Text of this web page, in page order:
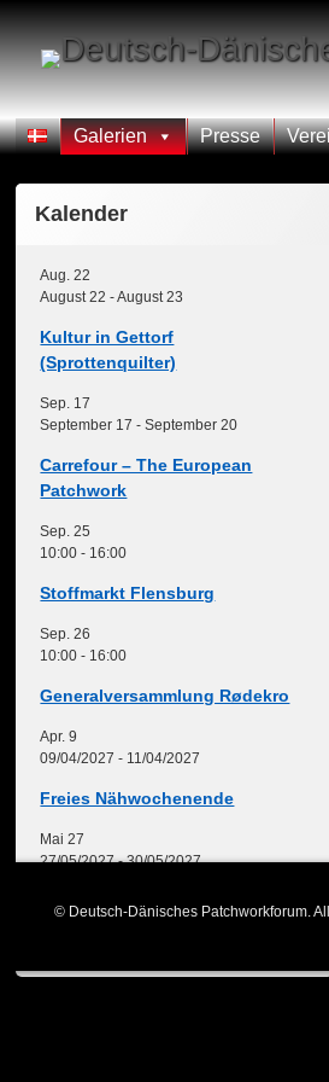
to
content
Galerien Presse
Kalender
Aug.22
August 22 -August 23
Kultur in Gettorf
(Sprottenquilter)
Sep. 17
September 17 -September 20
Carrefour – The European
Patchwork
Sep.25
10:00 - 16:00
Stoffmarkt Flensburg
Sep.26
10:00 - 16:00
Generalversammlung Rødekro
Apr.9
09/04/2027 - 11/04/2027
Freies Nähwochenende
Mai27
27/05/2027-30/05/2027
Patchworktage Dinkelsbühl
© Deutsch-Dänisches Patchworkforum.